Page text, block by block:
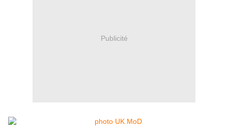
Publicité